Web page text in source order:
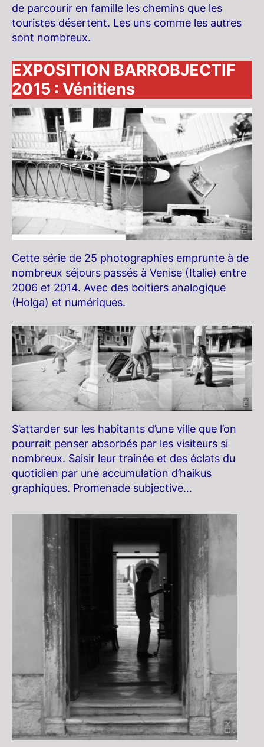
de parcourir en famille les chemins que les
touristes désertent. Les uns comme les autres
sont nombreux.
EXPOSITION BARROBJECTIF
2015 : Vénitiens
Cette série de 25 photographies emprunte à de
nombreux séjours passés à Venise (Italie) entre
2006 et 2014. Avec des boitiers analogique
(Holga) et numériques.
S’attarder sur les habitants d’une ville que l’on
pourrait penser absorbés par les visiteurs si
nombreux. Saisir leur trainée et des éclats du
quotidien par une accumulation d’haikus
graphiques. Promenade subjective…